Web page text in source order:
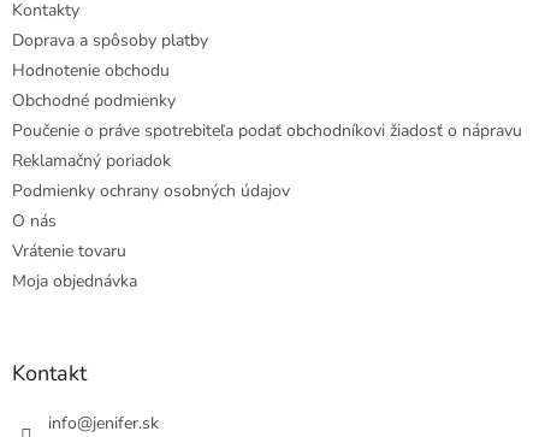
Kontakty
Doprava a spôsoby platby
Hodnotenie obchodu
Obchodné podmienky
Poučenie o práve spotrebiteľa podať obchodníkovi žiadosť o nápravu
Reklamačný poriadok
Podmienky ochrany osobných údajov
O nás
Vrátenie tovaru
Moja objednávka
Kontakt
info@jenifer.sk